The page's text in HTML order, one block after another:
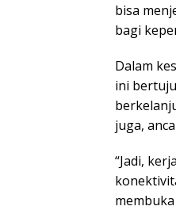
bisa
bagi
Dalam
ini
juga,
“Jadi,